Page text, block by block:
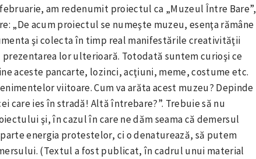
am redenumit proiectul ca „Muzeul Între Bare”,
„De acum proiectul se numeşte muzeu, esenţa rămâne
şi colecta în timp real manifestările creativităţii
lor ulterioară. Totodată suntem curioşi ce
aceste pancarte, lozinci, acţiuni, meme, costume etc.
viitoare. Cum va arăta acest muzeu? Depinde
care ies în stradă! Altă întrebare?”. Trebuie să nu
şi, în cazul în care ne dăm seama că demersul
energia protestelor, ci o denaturează, să putem
(Textul a fost publicat, în cadrul unui material